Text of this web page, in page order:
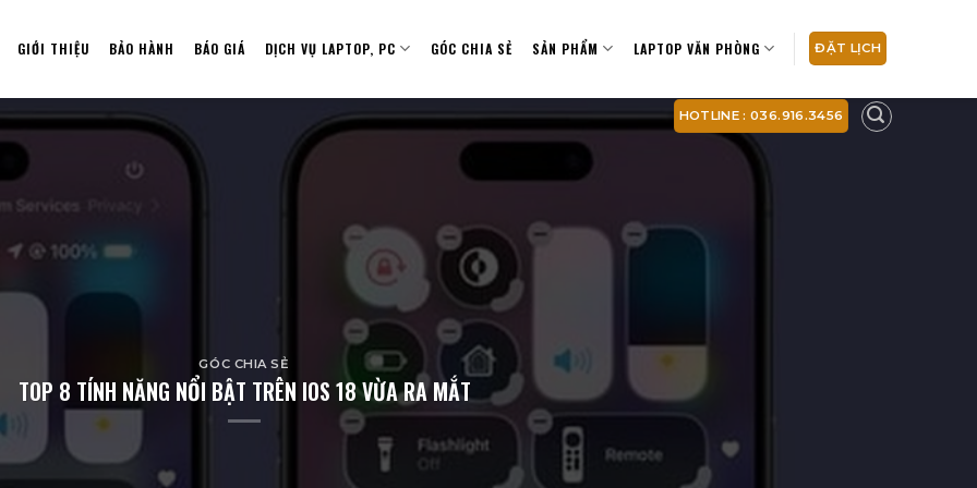
GIỚI THIỆU BẢO HÀNH BÁO GIÁ DỊCH VỤ LAPTOP, PC GÓC CHIA SẺ SẢN PHẨM LAPTOP VĂN PHÒNG ĐẶT LỊCH
HOTLINE : 036.916.3456
GÓC CHIA SẺ
TOP 8 TÍNH NĂNG NỔI BẬT TRÊN IOS 18 VỪA RA MẮT